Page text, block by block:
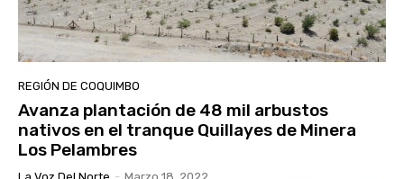
REGIÓN DE COQUIMBO
Avanza plantación de 48 mil arbustos
nativos en el tranque Quillayes de Minera
Los Pelambres